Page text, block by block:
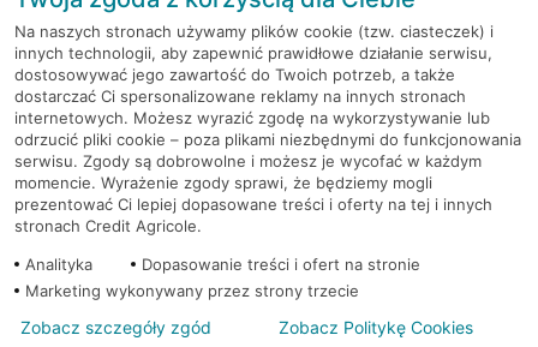
RODO
Regulamin serwisu
Mapa serwisu
PolitykaCookies
© 2026 Credit Agricole Bank Polska S.A. Wszelkie prawa zastrzeżone
Na naszych stronach używamy plików cookie (tzw. ciasteczek) i
innych technologii, aby zapewnić prawidłowe działanie serwisu,
dostosowywać jego zawartość do Twoich potrzeb, a także
dostarczać Ci spersonalizowane reklamy na innych stronach
internetowych. Możesz wyrazić zgodę na wykorzystywanie lub
odrzucić pliki cookie – poza plikami niezbędnymi do funkcjonowania
serwisu. Zgody są dobrowolne i możesz je wycofać w każdym
momencie. Wyrażenie zgody sprawi, że będziemy mogli
prezentować Ci lepiej dopasowane treści i oferty na tej i innych
stronach Credit Agricole.
Analityka
Dopasowanie treści i ofert na stronie
Marketing wykonywany przez strony trzecie
Zobacz szczegóły zgód Zobacz Politykę Cookies